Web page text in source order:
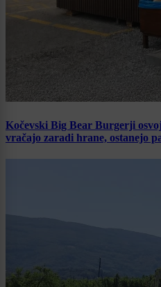
Kočevski Big Bear Burgerji
vračajo zaradi hrane, ostanejo